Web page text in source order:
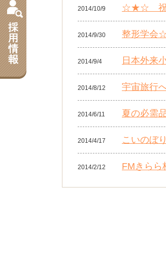
2014/10/9 ☆★☆ 祝
2014/9/30 整形学会
2014/9/4 日本外来
2014/8/12 宇宙旅行
2014/6/11 夏の必需
2014/4/17 こいのぼ
2014/2/12 FMきら